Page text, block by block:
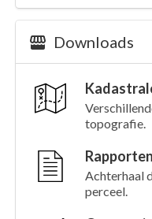
Downloads
topografie.
Achterhaal
perceel.